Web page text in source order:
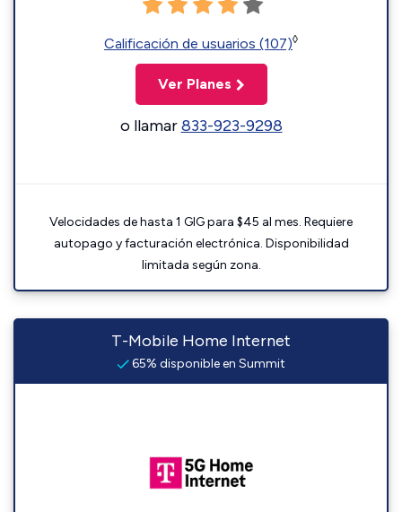
Calificación de usuarios (107)◊
Ver Planes
o llamar833-923-9298
Velocidades de hasta 1 GIG para $45 al mes. Requiere
autopago y facturación electrónica. Disponibilidad
limitada según zona.
T-Mobile Home Internet
65% disponible en Summit